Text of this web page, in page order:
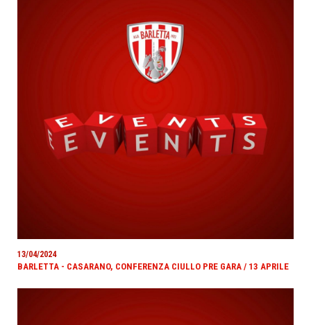
13/04/2024
BARLETTA - CASARANO, CONFERENZA CIULLO PRE GARA / 13 APRILE